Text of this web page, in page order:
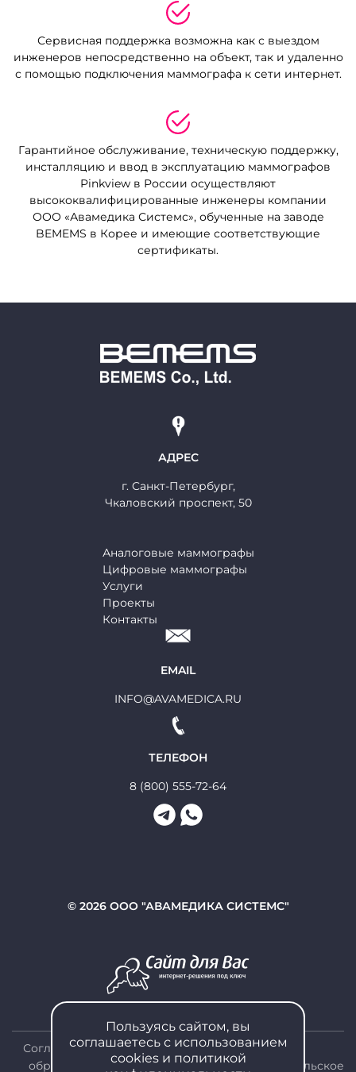
Сервисная поддержка возможна как с выездом
инженеров непосредственно на объект, так и удаленно
с помощью подключения маммографа к сети интернет.
Гарантийное обслуживание, техническую поддержку,
инсталляцию и ввод в эксплуатацию маммографов
Pinkview в России осуществляют
высококвалифицированные инженеры компании
ООО «Авамедика Системс», обученные на заводе
BEMEMS в Корее и имеющие соответствующие
сертификаты.
© 2026 ООО "АВАМЕДИКА СИСТЕМС"
АДРЕС
г. Cанкт-Петербург,
Чкаловский проспект, 50
Аналоговые маммографы
Цифровые маммографы
Услуги
Проекты
Контакты
EMAIL
INFO@AVAMEDICA.RU
ТЕЛЕФОН
8 (800) 555-72-64
Согласие на
обработку
Политика Пользовательское
Пользуясь сайтом, вы
соглашаетесь с использованием
cookies и политикой